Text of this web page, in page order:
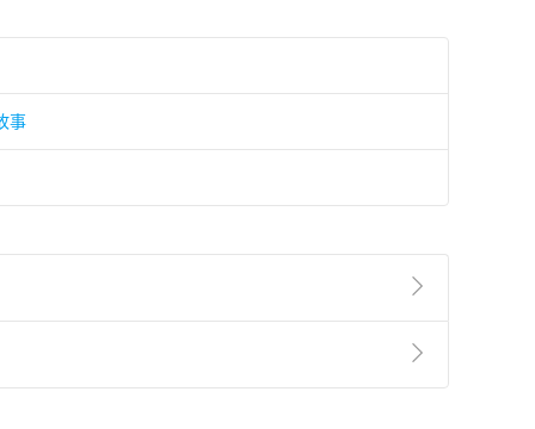
事
第2條第5款之規定，「非以有形媒介提供之數位